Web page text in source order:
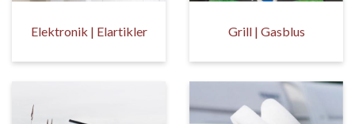
Elektronik | Elartikler Grill | Gasblus